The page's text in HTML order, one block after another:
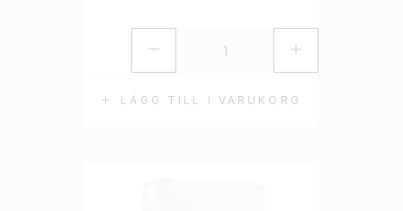
LÄGG TILL I VARUKORG